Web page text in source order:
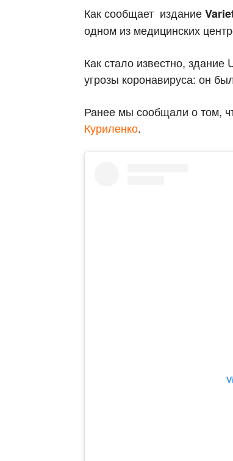
Как сообщает издание
одном из медицинских
Как стало известно,
угрозы коронавируса: он
Ранее мы сообщали о том,
Куриленко.